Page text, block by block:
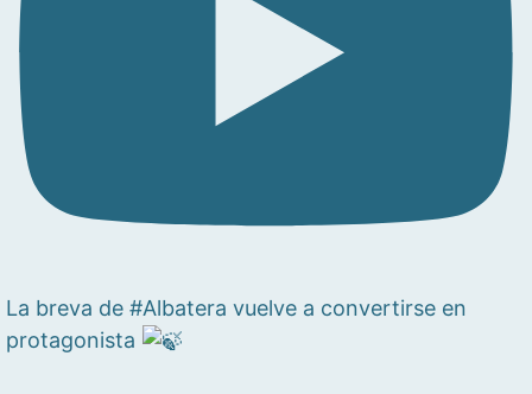
La breva de #Albatera vuelve a convertirse en
protagonista